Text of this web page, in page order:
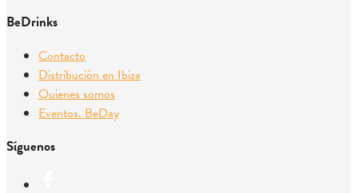
BeDrinks
Contacto
Distribución en Ibiza
Quienes somos
Eventos. BeDay
Síguenos